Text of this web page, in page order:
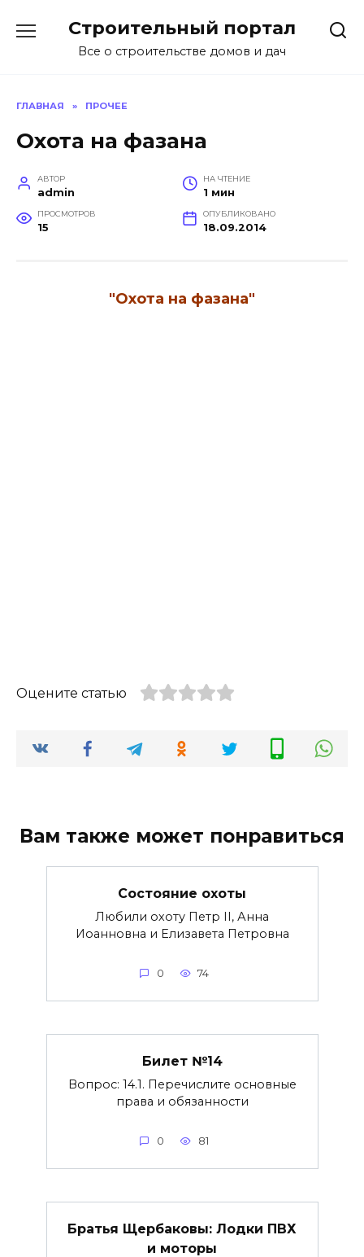
содержанию
Строительный портал
Все о строительстве домов и дач
ГЛАВНАЯ » ПРОЧЕЕ
Охота на фазана
АВТОР
admin
НА ЧТЕНИЕ
1 мин
ПРОСМОТРОВ
15
ОПУБЛИКОВАНО
18.09.2014
"Охота на фазана"
Оцените статью
Вам также может понравиться
Состояние охоты
Любили охоту Петр II, Анна
Иоанновна и Елизавета Петровна
0 74
Билет №14
Вопрос: 14.1. Перечислите основные
права и обязанности
0 81
Братья Щербаковы: Лодки ПВХ
и моторы